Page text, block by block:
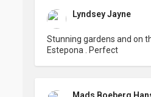
Lyndsey Jayne
Stunning gardens and on
Estepona . Perfect